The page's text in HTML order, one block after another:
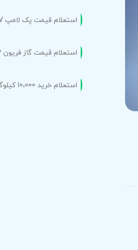
استعلام قیمت پک لامپ UV
استعلام قیمت گاز فریون 22
استعلام خرید 10،000 کیلوگرم آویسل 101